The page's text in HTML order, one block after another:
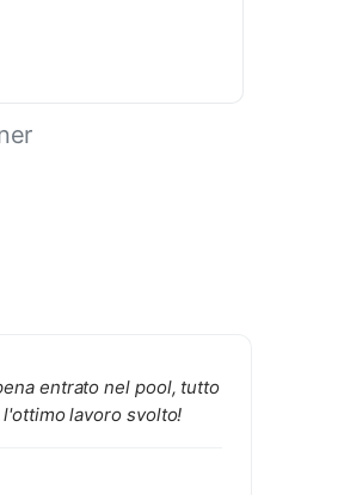
entrato nel pool, tutto
lavoro svolto!